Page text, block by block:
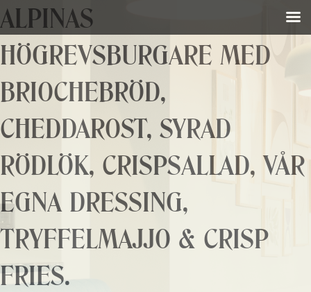
ALPINAS
HÖGREVSBURGARE MED
BRIOCHEBRÖD,
CHEDDAROST, SYRAD
RÖDLÖK, CRISPSALLAD, VÅR
EGNA DRESSING,
TRYFFELMAJJO & CRISP
FRIES.